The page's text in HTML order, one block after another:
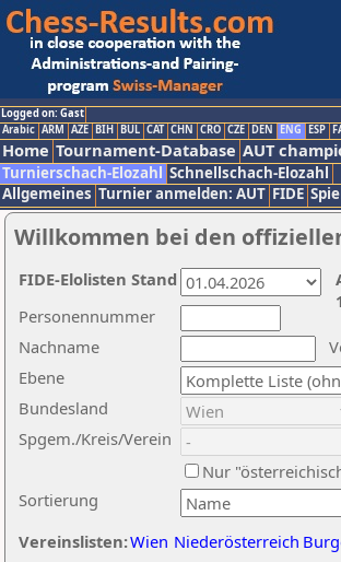
Logged on: Gast
Arabic ARM AZE BIH BUL CAT CHN CRO CZE DEN ENG ESP
Home Tournament-Database AUT
Turnierschach-Elozahl Schnellschach-Elozahl
Allgemeines Turnier anmelden: AUT FIDE
Willkommen bei den
Nachname
Ebene
Sortierung
Personennummer
Bundesland
Spgem./Kreis/Verein
Nur
Vereinslisten:Wien Niederösterreich
FIDE-Elolisten Stand